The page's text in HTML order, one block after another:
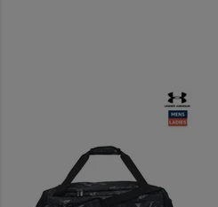
商品が見つからない方はこちら